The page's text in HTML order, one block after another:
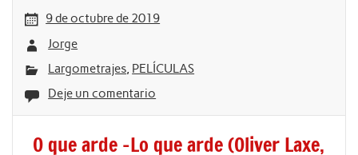
9 de octubre de 2019
Jorge
Largometrajes, PELÍCULAS
Deje un comentario
O que arde -Lo que arde (Oliver Laxe,